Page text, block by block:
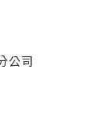
公司